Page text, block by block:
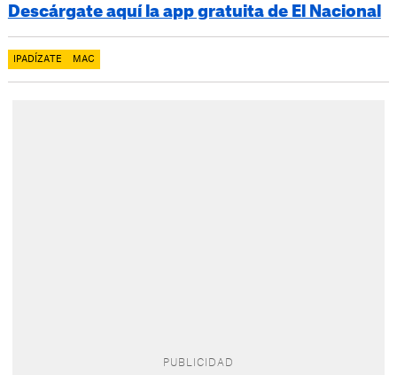
Descárgate aquí la app gratuita de El Nacional
IPADÍZATE MAC